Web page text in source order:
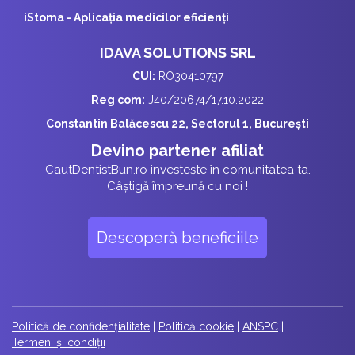
iStoma - Aplicaţia medicilor eficienţi
IDAVA SOLUTIONS SRL
CUI: RO30410797
Reg com: J40/20674/17.10.2022
Constantin Balăcescu 22, Sectorul 1, București
Devino partener afiliat
CautDentistBun.ro investește în comunitatea ta.
Câștigă împreună cu noi !
Descoperă beneficiile
Politică de confidențialitate Politică cookie ANSPC
Termeni și condiții